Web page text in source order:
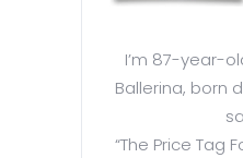
I’m 87-year-
Ballerina, born
“The Price Tag